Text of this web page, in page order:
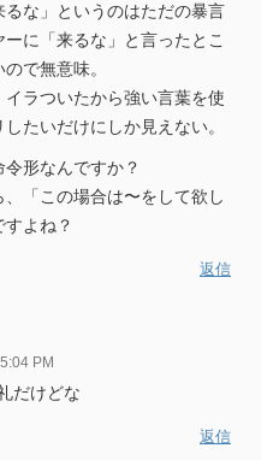
な」というのはただの暴言
に「来るな」と言ったとこ
で無意味。
ラついたから強い言葉を使
たいだけにしか見えない。
形なんですか？
「この場合は〜をして欲し
よね？
返信
PM
だけどな
返信